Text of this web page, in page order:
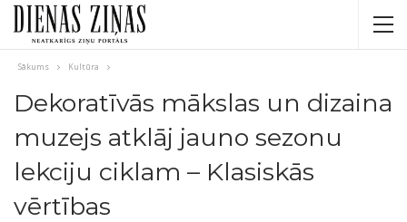
Sākums Kultūra
Dekoratīvās mākslas un dizaina
muzejs atklāj jauno sezonu
lekciju ciklam – Klasiskās
vērtības